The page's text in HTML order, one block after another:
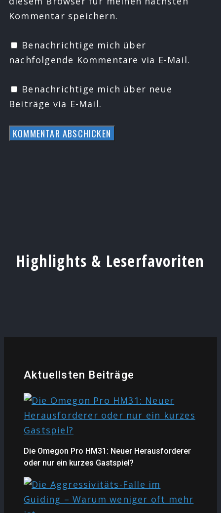
Kommentar speichern.
Benachrichtige mich über
nachfolgende Kommentare via E-Mail.
Benachrichtige mich über neue
Beiträge via E-Mail.
Highlights & Leserfavoriten
Aktuellsten Beiträge
Die Omegon Pro HM31: Neuer Herausforderer
oder nur ein kurzes Gastspiel?